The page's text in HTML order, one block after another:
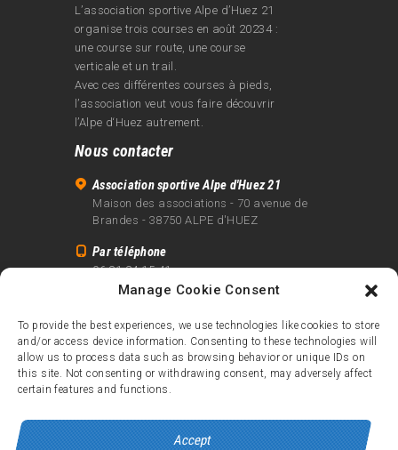
Manage Cookie Consent
To provide the best experiences, we use technologies like cookies to store
and/or access device information. Consenting to these technologies will
allow us to process data such as browsing behavior or unique IDs on
this site. Not consenting or withdrawing consent, may adversely affect
certain features and functions.
Accept
L’association sportive Alpe d’Huez 21
organise trois courses en août 20234 :
une course sur route, une course
verticale et un trail.
Avec ces différentes courses à pieds,
l’association veut vous faire découvrir
l’Alpe d‘Huez autrement.
Nous contacter
Association sportive Alpe d'Huez 21
Maison des associations - 70 avenue de
Brandes - 38750 ALPE d'HUEZ
Par téléphone
06 81 24 15 41
info@alpe21.fr
Mentions légales
Contact
crédits